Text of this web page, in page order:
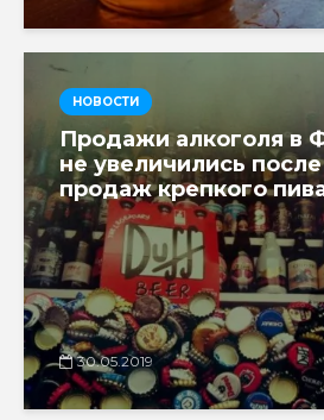
НОВОСТИ
Продажи алкоголя в
не увеличились
продаж крепкого
30.05.2019